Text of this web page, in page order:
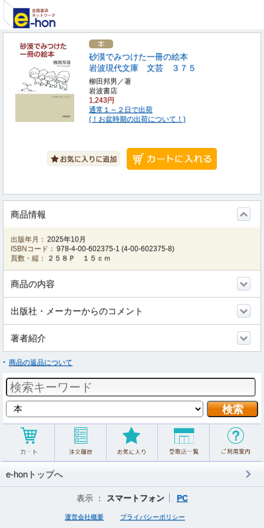
砂漠でみつけた一冊の絵本
岩波現代文庫 文芸 ３７５
柳田邦男／著
岩波書店
1,243円
通常１～２日で出荷
(！お盆時期の出荷について！)
商品情報
出版年月： 2025年10月
ISBNコード： 978-4-00-602375-1 (4-00-602375-8)
頁数・縦：
２５８Ｐ １５ｃｍ
商品の内容
出版社・メーカーからのコメント
著者紹介
商品の返品について
e-honトップへ
表示 ： スマートフォン PC
運営会社概要 プライバシーポリシー